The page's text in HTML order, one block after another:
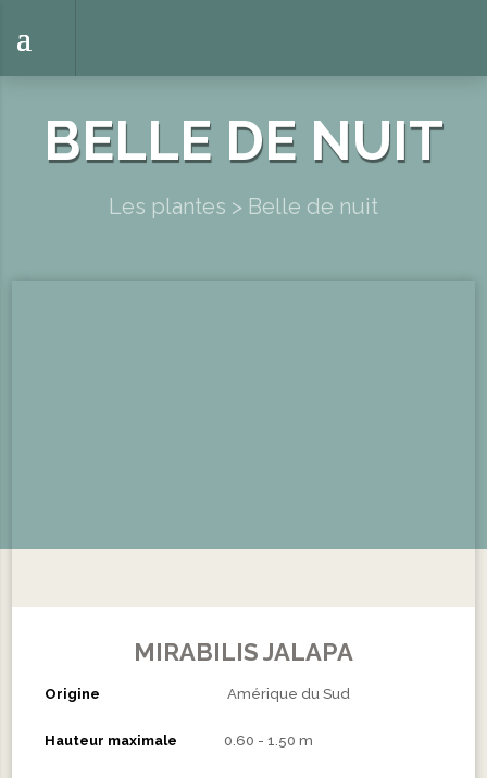
BELLE DE NUIT
Les plantes > Belle de nuit
MIRABILIS JALAPA
Origine Amérique du Sud
Hauteur maximale 0.60 - 1.50 m